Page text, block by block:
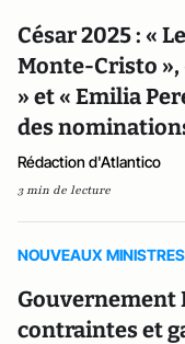
César 2025 : «
Monte-Cristo »,
» et « Emilia
des
Rédaction d'Atlantico
3 min de lecture
NOUVEAUX MINISTRES
Gouvernement
contraintes et